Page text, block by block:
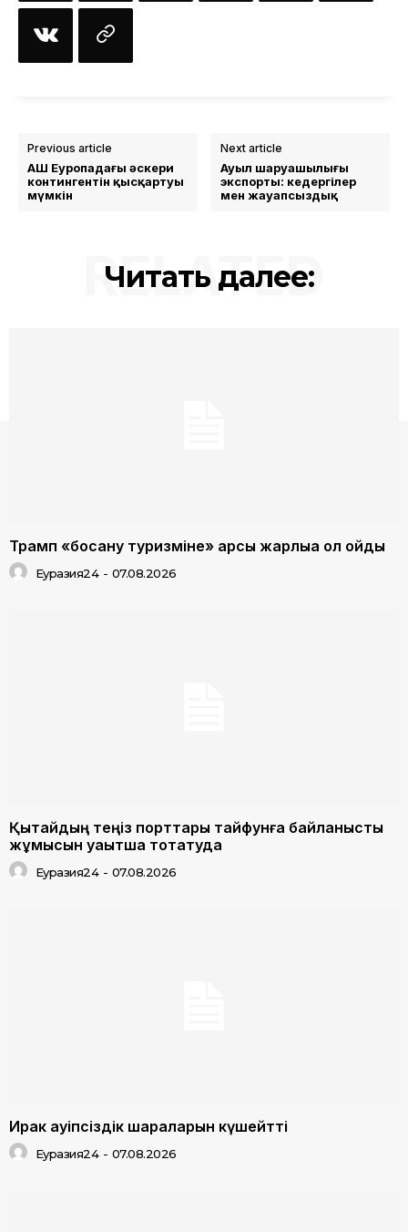
Previous article
АҚШ Еуропадағы әскери
контингентін қысқартуы
мүмкін
Next article
Ауыл шаруашылығы
экспорты: кедергілер
мен жауапсыздық
Читать далее:
RELATED
Трамп «босану туризміне» қарсы жарлыққа қол қойды
Еуразия24 - 07.08.2026
Қытайдың теңіз порттары тайфунға байланысты
жұмысын уақытша тоқтатуда
Еуразия24 - 07.08.2026
Ирак қауіпсіздік шараларын күшейтті
Еуразия24 - 07.08.2026